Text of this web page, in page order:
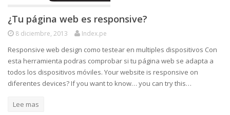
¿Tu página web es responsive?
8 diciembre, 2013 Index.pe
Responsive web design como testear en multiples dispositivos Con
esta herramienta podras comprobar si tu página web se adapta a
todos los dispositivos móviles. Your website is responsive on
diferentes devices? If you want to know… you can try this…
Lee mas